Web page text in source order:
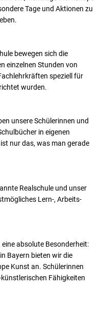
Tage und Aktionen zu
bewegen sich die
einzelnen Stunden von
speziell für
wurden.
unsere Schülerinnen und
in eigenen
nur das, was man gerade
Realschule und unser
Lern-, Arbeits-
absolute Besonderheit:
Bayern bieten wir die
Kunst an. Schülerinnen
Fähigkeiten